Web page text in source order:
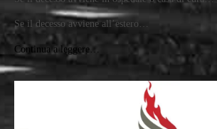
Se il decesso avviene all’estero…
Continua a leggere…